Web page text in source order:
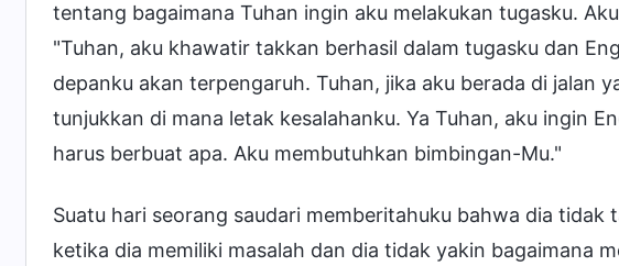
tentang bagaimana Tuhan ingin aku melakukan tugasku.
"Tuhan, aku khawatir takkan berhasil dalam tugasku dan
depanku akan terpengaruh. Tuhan, jika aku berada di jalan
tunjukkan di mana letak kesalahanku. Ya Tuhan, aku ingin
harus berbuat apa. Aku membutuhkan bimbingan-Mu."
Suatu hari seorang saudari memberitahuku bahwa dia tidak
ketika dia memiliki masalah dan dia tidak yakin bagaimana